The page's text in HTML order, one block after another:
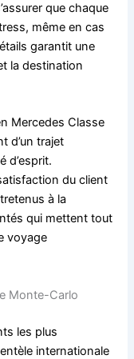
que chaque
même en cas
garantit une
la destination
Mercedes Classe
d’un trajet
d’esprit.
du client
à la
qui mettent tout
voyage
Monte-Carlo
les plus
internationale